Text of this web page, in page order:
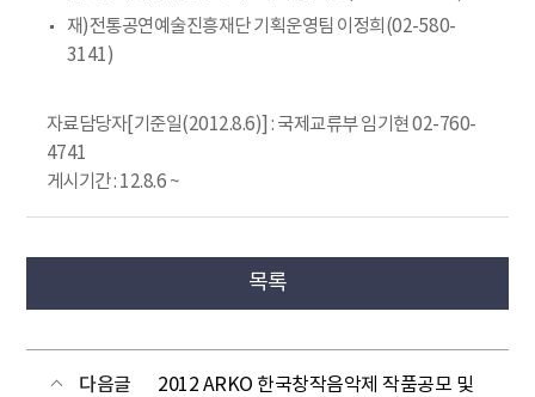
재)전통공연예술진흥재단 기획운영팀 이정희(02-580-
3141)
자료담당자[기준일(2012.8.6)] : 국제교류부 임기현 02-760-
4741
게시기간 : 12.8.6 ~
목록
다음글
2012 ARKO 한국창작음악제 작품공모 및